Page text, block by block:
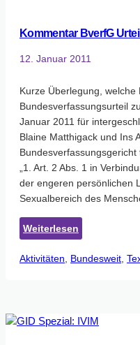
Kommentar BverfG
12. Januar 2011
Kurze Überlegung, welche
Bundesverfassungsurteil
Januar 2011 für
Blaine Matthigack und Ins
„1. Art. 2 Abs. 1 in
der engeren persönlichen
Sexualbereich des
Weiterlesen
Kommentar
BverfG
Aktivitäten Bundesweit